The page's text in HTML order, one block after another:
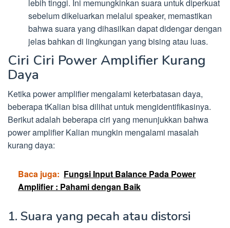
lebih tinggi. Ini memungkinkan suara untuk diperkuat
sebelum dikeluarkan melalui speaker, memastikan
bahwa suara yang dihasilkan dapat didengar dengan
jelas bahkan di lingkungan yang bising atau luas.
Ciri Ciri Power Amplifier Kurang
Daya
Ketika power amplifier mengalami keterbatasan daya,
beberapa tKalian bisa dilihat untuk mengidentifikasinya.
Berikut adalah beberapa ciri yang menunjukkan bahwa
power amplifier Kalian mungkin mengalami masalah
kurang daya:
Baca juga: Fungsi Input Balance Pada Power
Amplifier : Pahami dengan Baik
1. Suara yang pecah atau distorsi